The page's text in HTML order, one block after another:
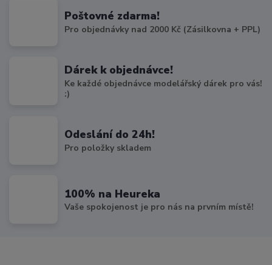
Poštovné zdarma!
Pro objednávky nad 2000 Kč (Zásilkovna + PPL)
Dárek k objednávce!
Ke každé objednávce modelářský dárek pro vás!
:)
Odeslání do 24h!
Pro položky skladem
100% na Heureka
Vaše spokojenost je pro nás na prvním místě!